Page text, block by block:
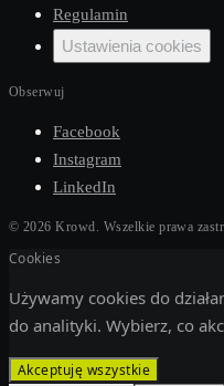
Regulamin
Ustawienia cookies
Obserwuj
Facebook
Instagram
LinkedIn
© 2026 Krowd. Wszelkie prawa
Cookies
Używamy cookies do
do analityki. Wybierz, co
Akceptuję wszystkie